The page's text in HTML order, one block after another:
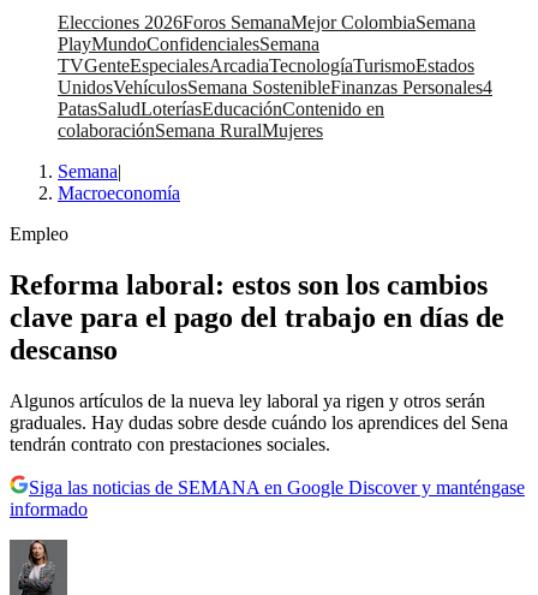
Elecciones 2026Foros SemanaMejor ColombiaSemana
PlayMundoConfidencialesSemana
TVGenteEspecialesArcadiaTecnologíaTurismoEstados
UnidosVehículosSemana SostenibleFinanzas Personales4
PatasSaludLoteríasEducaciónContenido en
colaboraciónSemana RuralMujeres
Semana|
Macroeconomía
Empleo
Reforma laboral: estos son los cambios
clave para el pago del trabajo en días de
descanso
Algunos artículos de la nueva ley laboral ya rigen y otros serán
graduales. Hay dudas sobre desde cuándo los aprendices del Sena
tendrán contrato con prestaciones sociales.
Siga las noticias de SEMANA en Google Discover y manténgase
informado